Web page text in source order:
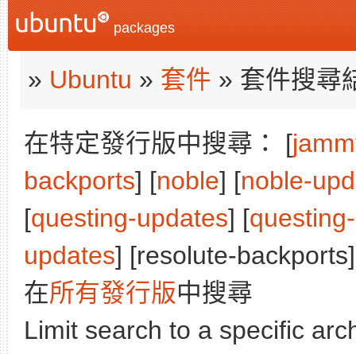
packages
» Ubuntu » 套件 » 套件搜尋
在特定發行版中搜尋： [
backports] [noble] [noble-
[questing-updates] [
updates] [resolute-
在所有發行版中搜尋
Limit search to a specific